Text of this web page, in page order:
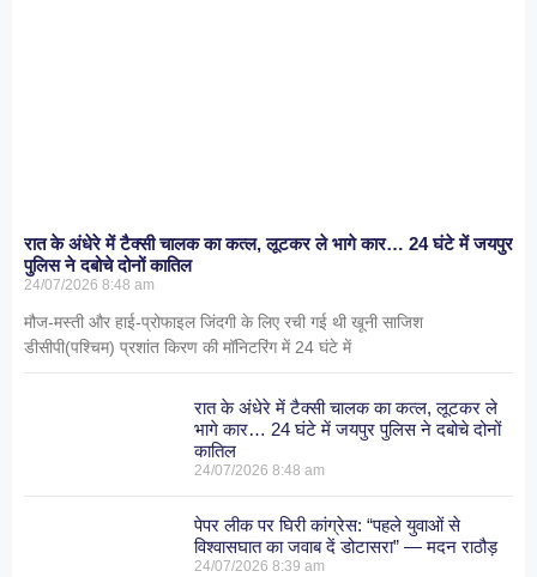
रात के अंधेरे में टैक्सी चालक का कत्ल, लूटकर ले भागे कार… 24 घंटे में जयपुर
पुलिस ने दबोचे दोनों कातिल
24/07/2026 8:48 am
मौज-मस्ती और हाई-प्रोफाइल जिंदगी के लिए रची गई थी खूनी साजिश
डीसीपी(पश्चिम) प्रशांत किरण की मॉनिटरिंग में 24 घंटे में
रात के अंधेरे में टैक्सी चालक का कत्ल, लूटकर ले
भागे कार… 24 घंटे में जयपुर पुलिस ने दबोचे दोनों
कातिल
24/07/20268:48 am
पेपर लीक पर घिरी कांग्रेस: “पहले युवाओं से
विश्वासघात का जवाब दें डोटासरा” — मदन राठौड़
24/07/20268:39 am